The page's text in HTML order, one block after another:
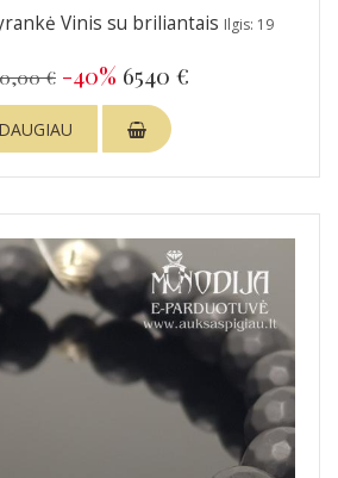
Vinis su briliantais Ilgis: 19
€ -40% 6540 €
DAUGIAU